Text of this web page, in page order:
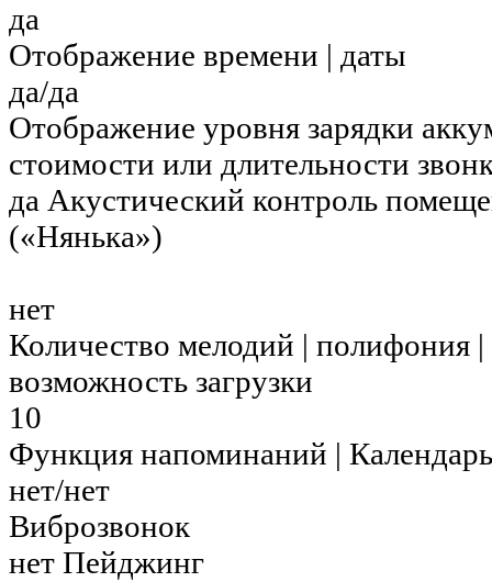
да
Отображение времени | даты
да/да
Отображение уровня зарядки
стоимости или длительности
да Акустический контроль
(«Нянька»)
нет
Количество мелодий | полифония |
возможность загрузки
10
Функция напоминаний | Календарь
нет/нет
Виброзвонок
нет Пейджинг